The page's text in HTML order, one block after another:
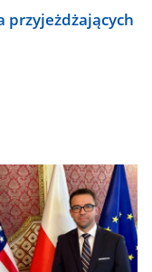
przyjeżdżających